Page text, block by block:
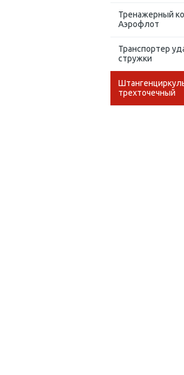
Тренажерный
Аэрофлот
Транспортер
стружки
трехточечный